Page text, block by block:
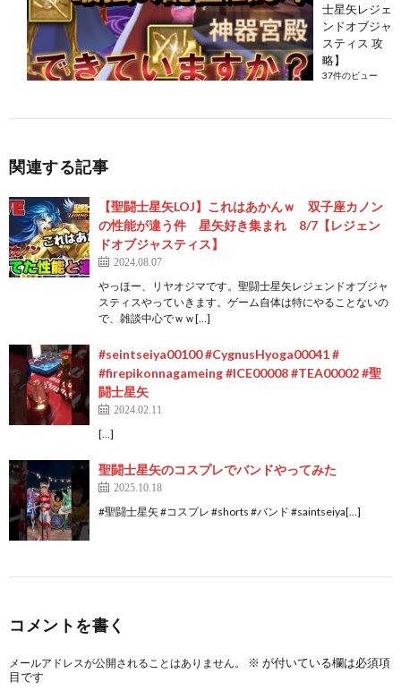
士星矢レジェ
ンドオブジャ
スティス 攻
略】
37件のビュー
関連する記事
【聖闘士星矢LOJ】これはあかんｗ 双子座カノン
の性能が違う件 星矢好き集まれ 8/7【レジェン
ドオブジャスティス】
2024.08.07
やっほー、リヤオジマです。聖闘士星矢レジェンドオブジャ
スティスやっていきます。ゲーム自体は特にやることないの
で、雑談中心でｗｗ[…]
#seintseiya00100 #CygnusHyoga00041 #
#firepikonnagameing #ICE00008 #TEA00002 #聖
闘士星矢
2024.02.11
[…]
聖闘士星矢のコスプレでバンドやってみた
2025.10.18
#聖闘士星矢 #コスプレ #shorts #バンド #saintseiya[…]
コメントを書く
メールアドレスが公開されることはありません。 ※ が付いている欄は必須項
目です